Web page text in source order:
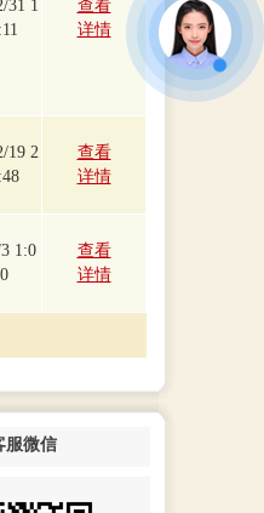
31 1
查看
详情
19 2
查看
详情
1:0
查看
详情
服微信